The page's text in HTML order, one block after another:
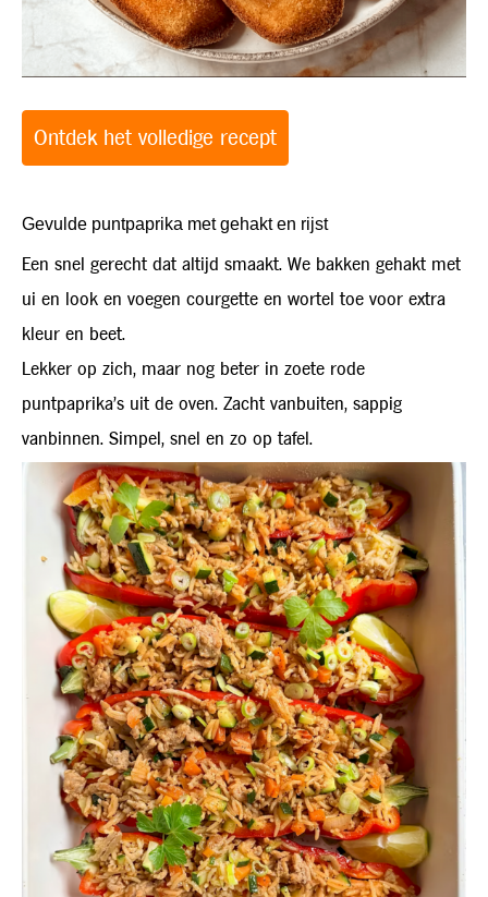
Ontdek het volledige recept
Gevulde puntpaprika met gehakt en rijst
Een snel gerecht dat altijd smaakt. We bakken gehakt met
ui en look en voegen courgette en wortel toe voor extra
kleur en beet.
Lekker op zich, maar nog beter in zoete rode
puntpaprika’s uit de oven. Zacht vanbuiten, sappig
vanbinnen. Simpel, snel en zo op tafel.